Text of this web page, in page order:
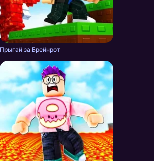
Прыгай за Брейнрот